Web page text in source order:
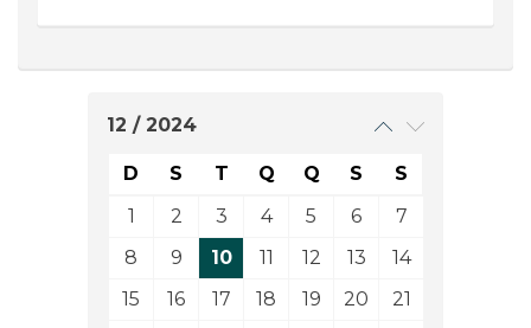
12 / 2024
D S T Q Q S
S
1
2 3 4 5 6
7
8
9 10 11 12 13
14
15
16 17 18 19 20
21